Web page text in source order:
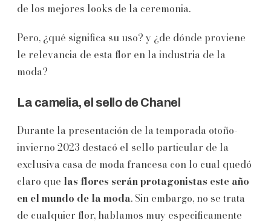
de los mejores looks de la ceremonia.
Pero, ¿qué significa su uso? y ¿de dónde proviene
le relevancia de esta flor en la industria de la
moda?
La camelia, el sello de Chanel
Durante la presentación de la temporada otoño-
invierno 2023 destacó el sello particular de la
exclusiva casa de moda francesa con lo cual quedó
claro que las flores serán protagonistas este año
en el mundo de la moda. Sin embargo, no se trata
de cualquier flor, hablamos muy especificamente